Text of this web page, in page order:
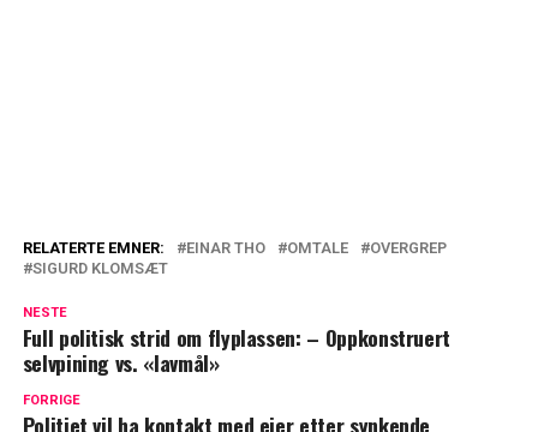
RELATERTE EMNER: EINAR THO OMTALE
OVERGREP
SIGURD KLOMSÆT
NESTE
Full politisk strid om flyplassen: – Oppkonstruert
selvpining vs. «lavmål»
FORRIGE
Politiet vil ha kontakt med eier etter synkende